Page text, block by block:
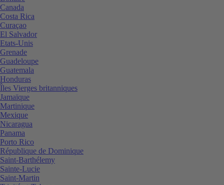
Canada
Costa Rica
Curaçao
El Salvador
Etats-Unis
Grenade
Guadeloupe
Guatemala
Honduras
Îles Vierges britanniques
Jamaïque
Martinique
Mexique
Nicaragua
Panama
Porto Rico
République de Dominique
Saint-Barthélemy
Sainte-Lucie
Saint-Martin